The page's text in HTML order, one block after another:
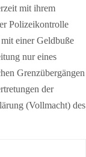
mit ihrem
Polizeikontrolle
einer Geldbuße
nur eines
Grenzübergängen
der
(Vollmacht) des